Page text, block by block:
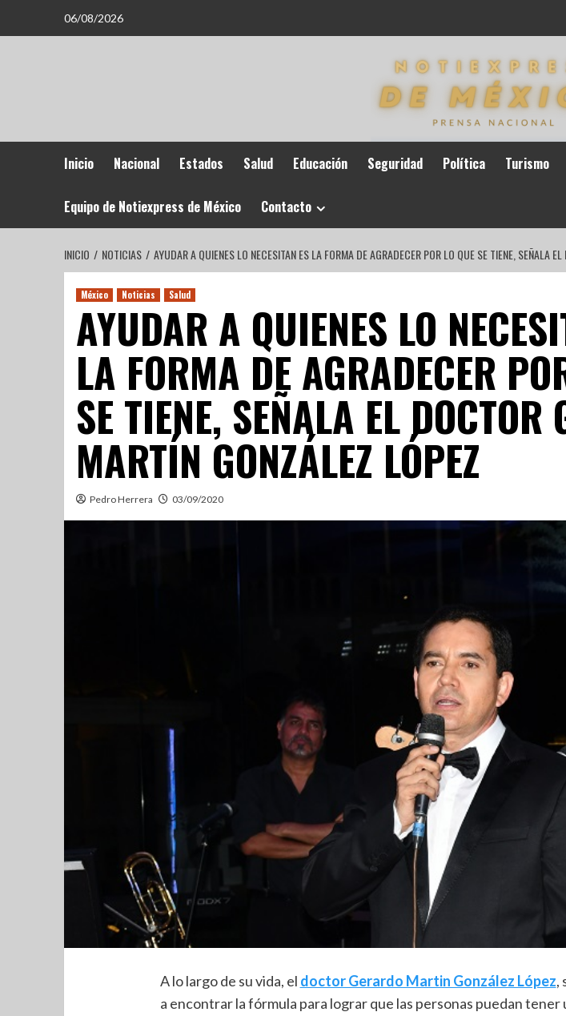
06/08/2026
Inicio Nacional Estados Salud Educación Seguridad Política Turismo
Equipo de Notiexpress de México Contacto
INICIO NOTICIAS AYUDAR A QUIENES LO NECESITAN ES LA FORMA DE AGRADECER POR LO QUE SE TIENE, SEÑALA
México Noticias Salud
AYUDAR A QUIENES LO
LA FORMA DE AGRADECER
SE TIENE, SEÑALA EL DOCTOR
MARTÍN GONZÁLEZ LÓPEZ
Pedro Herrera 03/09/2020
A lo largo de su vida, el doctor Gerardo Martin González López,
a encontrar la fórmula para lograr que las personas puedan tener